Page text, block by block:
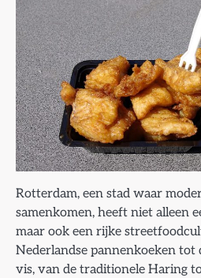
Rotterdam, een stad waar
samenkomen, heeft niet alleen
maar ook een rijke
Nederlandse pannenkoeken tot
vis, van de traditionele Haring